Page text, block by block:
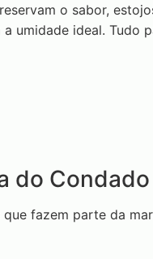
o sabor,
umidade ideal. Tudo
do Condado
fazem parte da